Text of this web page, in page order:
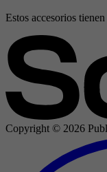
Estos accesorios
Copyright © 2026